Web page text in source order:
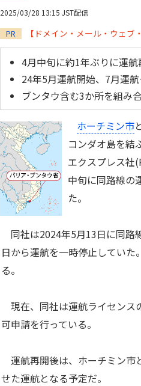
2025/03/28 13:15 JST配信
PR 【ドメイン・メール・ウェ
4月中旬に約1年ぶりに運
24年5月運航開始、7月運
ブンタウ含む3か所を組み
ホーチミン市
コンダオ島を結
エクスプレス社
中旬に同路線の
た。
同社は2024年5月13日に同路
日から運航を一時停止してい
る。
現在、同社は運航ライセンス
可申請を行っている。
運航再開後は、ホーチミン市
せた運航となる予定だ。